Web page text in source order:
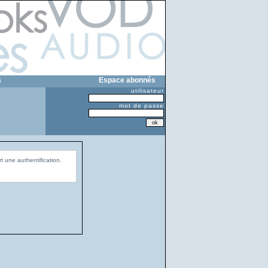
Espace abonnés
utilisateur
mot de passe
une authentification.